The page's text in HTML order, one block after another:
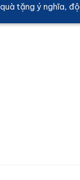
tặng ý nghĩa,